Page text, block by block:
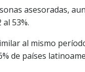
asesoradas,
53%.
al mismo
de países